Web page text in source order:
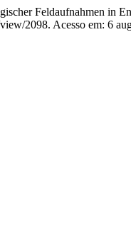
Feldaufnahmen in
2098. Acesso em: 6